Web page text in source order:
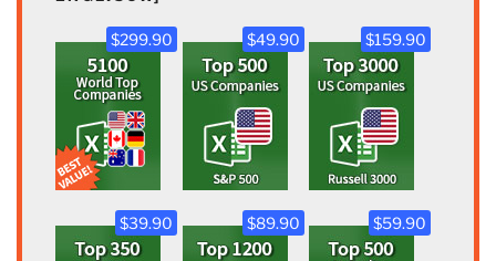
$299.90 $49.90 $159.90
$39.90 $89.90 $59.90